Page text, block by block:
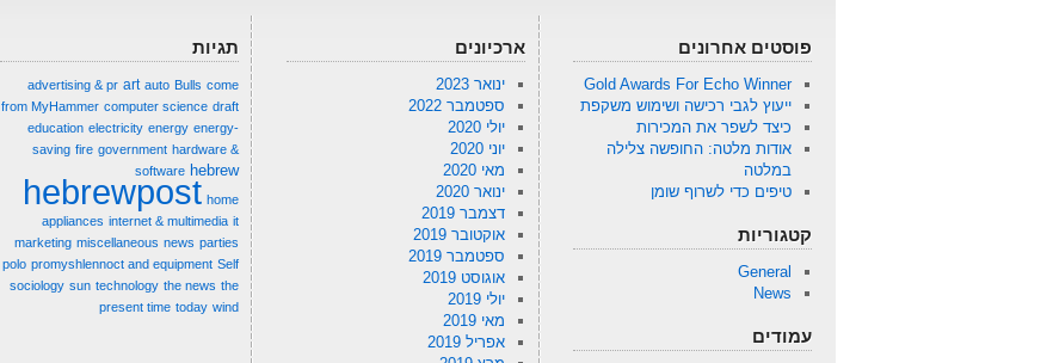
פוסטים אחרונים
Gold Awards For Echo Winner
ייעוץ לגבי רכישה ושימוש משקפת
כיצד לשפר את המכירות
אודות מלטה: החופשה צלילה
במלטה
טיפים כדי לשרוף שומן
קטגוריות
General
News
עמודים
ארכיונים
ינואר 2023
ספטמבר 2022
יולי 2020
יוני 2020
מאי 2020
ינואר 2020
דצמבר 2019
אוקטובר 2019
ספטמבר 2019
אוגוסט 2019
יולי 2019
מאי 2019
אפריל 2019
תגיות
advertising & pr art auto Bulls come
from MyHammer computer science draft
education electricity energy energy-
saving fire government hardware &
software hebrew
hebrewpost home
appliances internet & multimedia it
marketing miscellaneous news parties
polo promyshlennoct and equipment Self
sociology sun technology the news the
present time today wind